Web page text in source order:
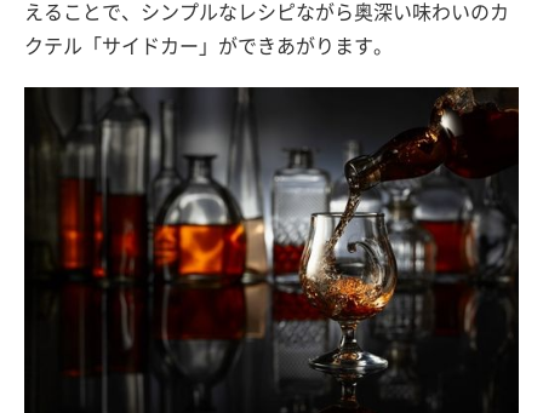
えることで、シンプルなレシピながら奥深い味わいのカ
クテル「サイドカー」ができあがります。